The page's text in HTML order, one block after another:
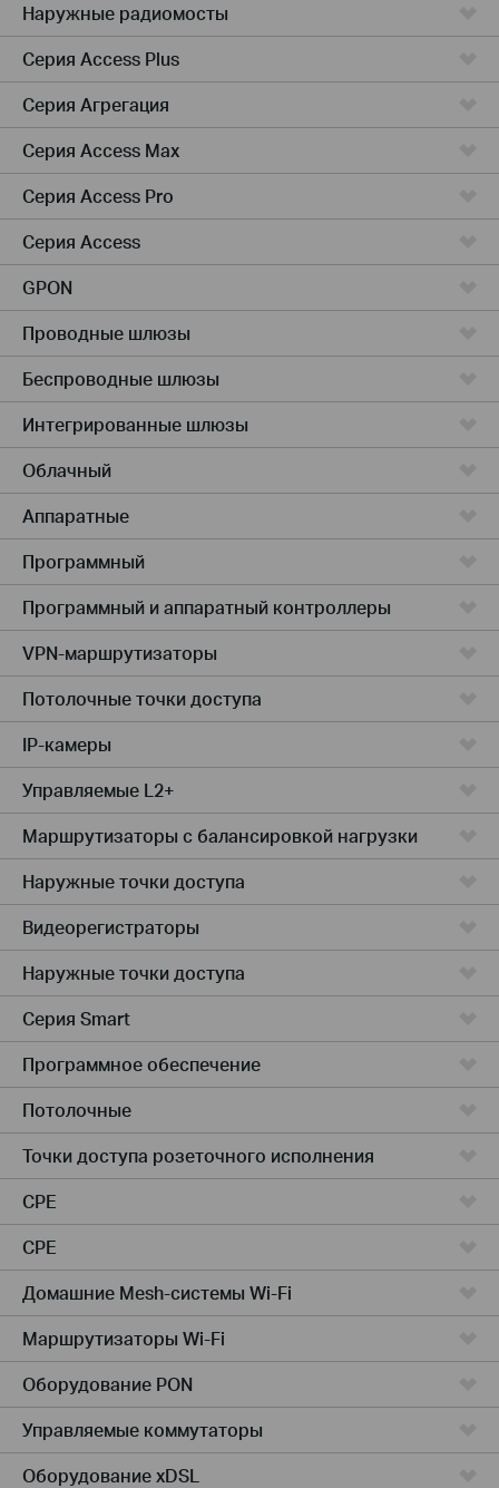
Наружные радиомосты
Серия Access Plus
Серия Агрегация
Серия Access Max
Серия Access Pro
Серия Access
GPON
Проводные шлюзы
Беспроводные шлюзы
Интегрированные шлюзы
Облачный
Аппаратные
Программный
Программный и аппаратный контроллеры
VPN-маршрутизаторы
Потолочные точки доступа
IP-камеры
Управляемые L2+
Маршрутизаторы с балансировкой нагрузки
Наружные точки доступа
Видеорегистраторы
Наружные точки доступа
Серия Smart
Программное обеспечение
Потолочные
Точки доступа розеточного исполнения
CPE
CPE
Домашние Mesh-системы Wi-Fi
Маршрутизаторы Wi-Fi
Оборудование PON
Управляемые коммутаторы
Оборудование xDSL